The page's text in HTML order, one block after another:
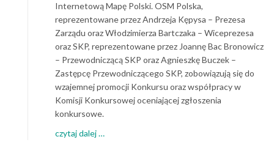
Internetową Mapę Polski. OSM Polska,
reprezentowane przez Andrzeja Kępysa – Prezesa
Zarządu oraz Włodzimierza Bartczaka – Wiceprezesa
oraz SKP, reprezentowane przez Joannę Bac Bronowicz
– Przewodniczącą SKP oraz Agnieszkę Buczek –
Zastępcę Przewodniczącego SKP, zobowiązują się do
wzajemnej promocji Konkursu oraz współpracy w
Komisji Konkursowej oceniającej zgłoszenia
konkursowe.
czytaj dalej…